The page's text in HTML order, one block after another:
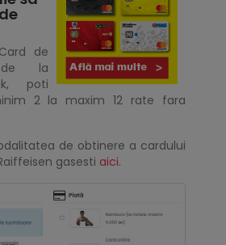
de
de la
poti
2 la maxim 12 rate fara
de obtinere a cardului
gasesti aici.